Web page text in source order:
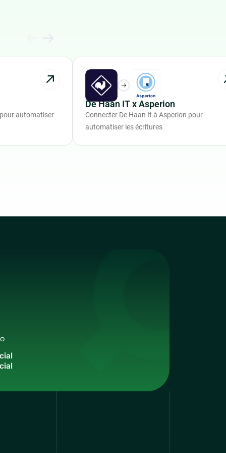
automatiser
De Haan IT x Asperion
Connecter De Haan It à Asperion pour
automatiser les écritures
ial